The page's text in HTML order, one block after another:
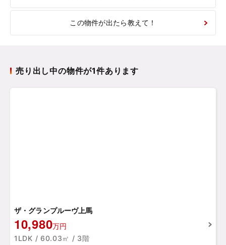
この物件が出たら教えて！
売り出し中の物件が1件あります
ザ・グランプルーヴ上馬
10,980万円
1LDK / 60.03㎡ / 3階